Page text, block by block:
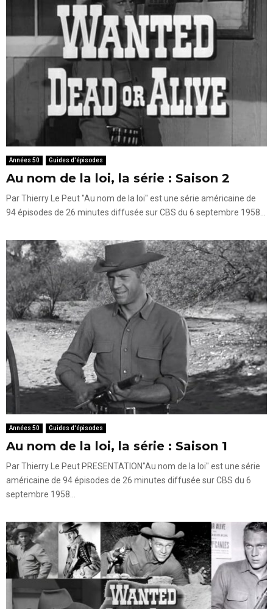
Années 50 Guides d'épisodes
Au nom de la loi, la série : Saison 2
Par Thierry Le Peut "Au nom de la loi" est une série américaine de
94 épisodes de 26 minutes diffusée sur CBS du 6 septembre 1958...
Années 50 Guides d'épisodes
Au nom de la loi, la série : Saison 1
Par Thierry Le Peut PRESENTATION"Au nom de la loi" est une série
américaine de 94 épisodes de 26 minutes diffusée sur CBS du 6
septembre 1958...